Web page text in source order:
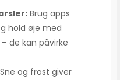
Brug apps
hold øje med
de kan påvirke
Sne og frost giver